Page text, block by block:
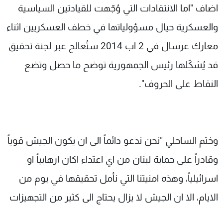
اضاف "اما الانتقادات التي وُجّهت للقيادتين السياسية
والعسكرية حيال مسؤولياتها في خطف العسكريين اثناء
معارك عرسال في 2 اب 2014 ستُعالج عبر لجنة تحقيق
قد يُشكّلها رئيس الجمهورية توضح ما حصل وتضع
النقاط على الحروف".
وختم الساحلي "نحن ندعو دائماً الى ان يكون الجيش قوياً
وقادراً على حماية لبنان من اي اعتداء اكان ارهابياً او
اسرائيلياً، وهذه امنيتنا التي نأمل تحقيقها في يوم من
الايام، الا ان الجيش لا يزال يحتاج الى كثير من التجهيزات